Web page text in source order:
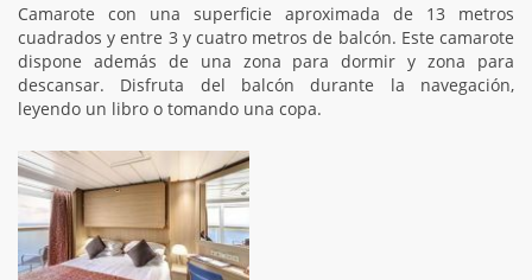
Camarote con una superficie aproximada de 13 metros
cuadrados y entre 3 y cuatro metros de balcón. Este camarote
dispone además de una zona para dormir y zona para
descansar. Disfruta del balcón durante la navegación,
leyendo un libro o tomando una copa.